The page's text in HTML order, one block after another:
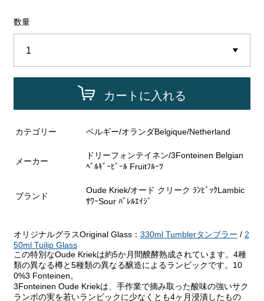
数量
カートに入れる
カテゴリー ベルギー/オランダBelgique/Netherland
メーカー
ドリーフォンテイネン/3Fonteinen Belgian
ﾍﾞﾙｷﾞｰﾋﾞｰﾙ Fruitﾌﾙｰﾂ
ブランド
Oude Kriek/オード クリーク ﾗﾝﾋﾞｯｸLambic
ｻﾜｰSour ﾊﾞﾚﾙｴｲｼﾞ
オリジナルグラスOriginal Glass： 330ml Tumblerタンブラー / 2
50ml Tuilip Glass
この特別なOude Kriekは約5か月間醗酵熟成されています。4種
類の異なる樽と5種類の異なる醸造によるランビックです。10
0%3 Fonteinen。
3Fonteinen Oude Kriekは、手作業で摘み取った酸味の強いサク
ランボの実を若いランビックに少なくとも4ヶ月浸漬したもの